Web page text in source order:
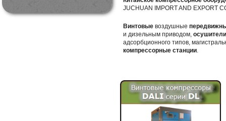
JUCHUAN IMPORT AND EXPORT
Винтовые воздушные
и дизельным приводом,
адсорбционного типов,
компрессорные станции.